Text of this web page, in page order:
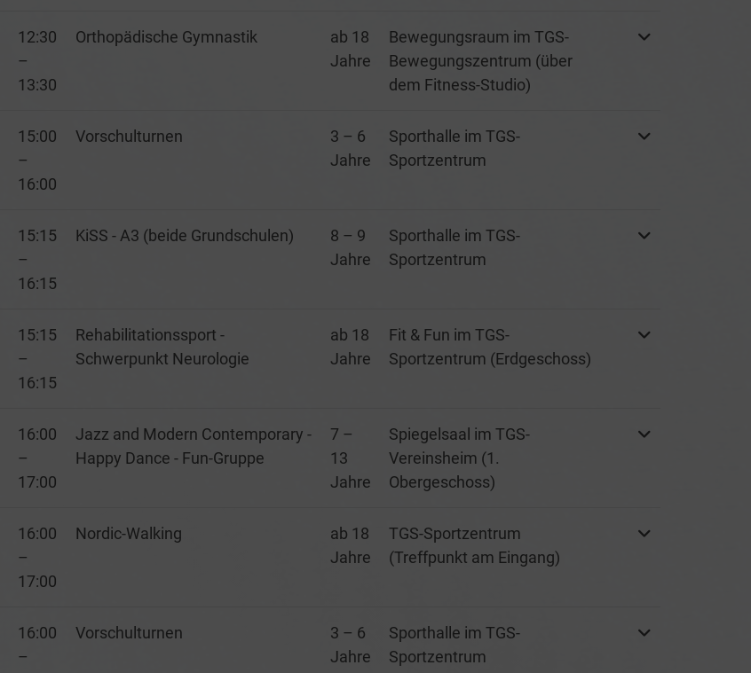
12:30
–
13:30
Orthopädische Gymnastik
ab 18
Jahre
Bewegungsraum im TGS-
Bewegungszentrum (über
dem Fitness-Studio)
15:00
–
16:00
Vorschulturnen
3 – 6
Jahre
Sporthalle im TGS-
Sportzentrum
15:15
–
16:15
KiSS - A3 (beide Grundschulen)
8 – 9
Jahre
Sporthalle im TGS-
Sportzentrum
15:15
–
16:15
Rehabilitationssport -
Schwerpunkt Neurologie
ab 18
Jahre
Fit & Fun im TGS-
Sportzentrum (Erdgeschoss)
16:00
–
17:00
Jazz and Modern Contemporary -
Happy Dance - Fun-Gruppe
7 –
13
Jahre
Spiegelsaal im TGS-
Vereinsheim (1.
Obergeschoss)
16:00
–
17:00
Nordic-Walking
ab 18
Jahre
TGS-Sportzentrum
(Treffpunkt am Eingang)
16:00
–
Vorschulturnen
3 – 6
Jahre
Sporthalle im TGS-
Sportzentrum